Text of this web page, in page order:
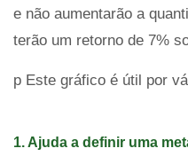
e não aumentarão a
terão um retorno de 7%
p Este gráfico é útil por
1. Ajuda a definir uma